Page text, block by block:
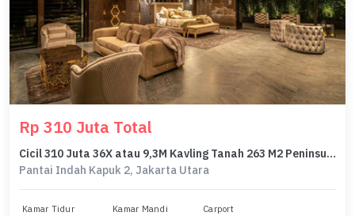
Rp 310 Juta Total
Cicil 310 Juta 36X atau 9,3M Kavling Tanah 263 M2 Peninsula Residence Pik2 13,2X20 Std Hoek
Pantai Indah Kapuk 2, Jakarta Utara
Kamar Tidur Kamar Mandi Carport